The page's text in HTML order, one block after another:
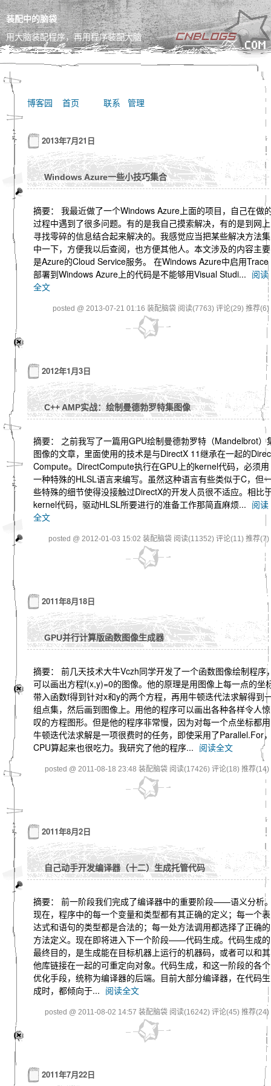
装配中的脑袋
用大脑装配程序，再用程序装配大脑
博客园 首页 联系 管理
2013年7月21日
Windows Azure一些小技巧集合
摘要： 我最近做了一个Windows Azure上面的项目，自己在做
过程中遇到了很多问题。有的是我自己摸索解决，有的是到网上
寻找零碎的信息结合起来解决的。我感觉应当把某些解决方法集
中一下，方便我以后查阅，也方便其他人。本文涉及的内容主要
是Azure的Cloud Service服务。 在Windows Azure中启用Trace
部署到Windows Azure上的代码是不能够用Visual Studi... 阅读
全文
posted @ 2013-07-21 01:16 装配脑袋 阅读(7763) 评论(29) 推荐(6)
2012年1月3日
C++ AMP实战：绘制曼德勃罗特集图像
摘要： 之前我写了一篇用GPU绘制曼德勃罗特（Mandelbrot）
图像的文章，里面使用的技术是与DirectX 11继承在一起的
Compute。DirectCompute执行在GPU上的kernel代码，必须用
一种特殊的HLSL语言来编写。虽然这种语言有些类似于C，但
些特殊的细节使得没接触过DirectX的开发人员很不适应。相比
kernel代码，驱动HLSL所要进行的准备工作那简直麻烦... 阅读
全文
posted @ 2012-01-03 15:02 装配脑袋 阅读(11352) 评论(11) 推荐(7)
2011年8月18日
GPU并行计算版函数图像生成器
摘要： 前几天技术大牛Vczh同学开发了一个函数图像绘制程序
可以画出方程f(x,y)=0的图像。他的原理是用图像上每一点的坐
带入函数f得到针对x和y的两个方程，再用牛顿迭代法求解得到
组点集，然后画到图像上。用他的程序可以画出各种各样令人惊
叹的方程图形。但是他的程序非常慢，因为对每一个点坐标都用
牛顿迭代法求解是一项很费时的任务，即使采用了Parallel.For
CPU算起来也很吃力。我研究了他的程序... 阅读全文
posted @ 2011-08-18 23:48 装配脑袋 阅读(17426) 评论(18) 推荐(14)
2011年8月2日
自己动手开发编译器（十二）生成托管代码
摘要： 前一阶段我们完成了编译器中的重要阶段——语义分析
现在，程序中的每一个变量和类型都有其正确的定义；每一个表
达式和语句的类型都是合法的；每一处方法调用都选择了正确的
方法定义。现在即将进入下一个阶段——代码生成。代码生成的
最终目的，是生成能在目标机器上运行的机器码，或者可以和其
他库链接在一起的可重定向对象。代码生成，和这一阶段的各个
优化手段，统称为编译器的后端。目前大部分编译器，在代码生
成时，都倾向于... 阅读全文
posted @ 2011-08-02 14:57 装配脑袋 阅读(16242) 评论(45) 推荐(24)
2011年7月22日